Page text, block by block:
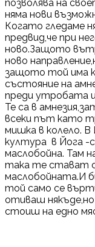
позволява на
няма нови
Когато гледаме
предвид,че при
ново.Защото
ново
защото той има
състояние на
преди утробата
Те са в
всеки път като
мишка в колело. В
култура в Йога -
маслобойна. Там
така те стават
маслобойната.И
той само се
отиваш
стоиш на едно